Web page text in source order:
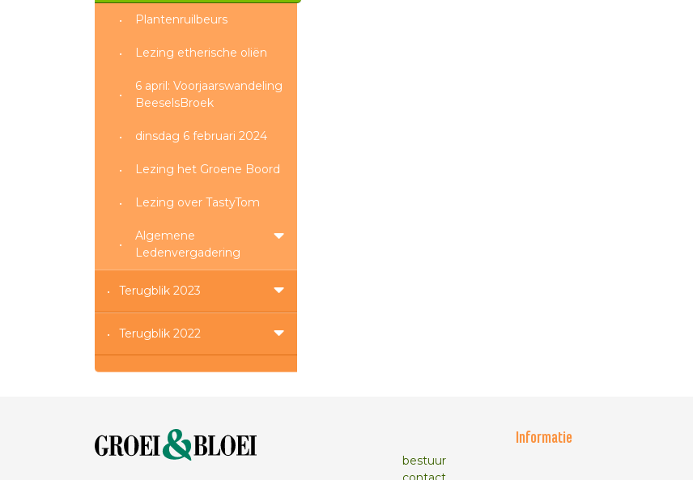
Plantenruilbeurs
Lezing etherische oliën
6 april: Voorjaarswandeling
BeeselsBroek
dinsdag 6 februari 2024
Lezing het Groene Boord
Lezing over TastyTom
Algemene
Ledenvergadering
Terugblik 2023
Terugblik 2022
Informatie
bestuur